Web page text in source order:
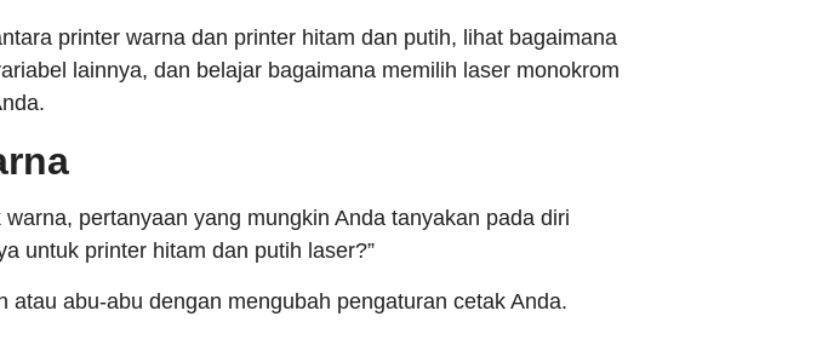
printer warna dan printer hitam dan putih, lihat bagaimana
lainnya, dan belajar bagaimana memilih laser monokrom
pertanyaan yang mungkin Anda tanyakan pada diri
untuk printer hitam dan putih laser?”
abu-abu dengan mengubah pengaturan cetak Anda.